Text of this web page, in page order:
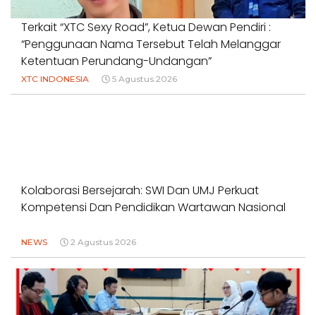
Terkait “XTC Sexy Road”, Ketua Dewan Pendiri :
“Penggunaan Nama Tersebut Telah Melanggar
Ketentuan Perundang-Undangan”
XTC INDONESIA 5 Agustus 2026
Kolaborasi Bersejarah: SWI Dan UMJ Perkuat
Kompetensi Dan Pendidikan Wartawan Nasional
NEWS 2 Agustus 2026